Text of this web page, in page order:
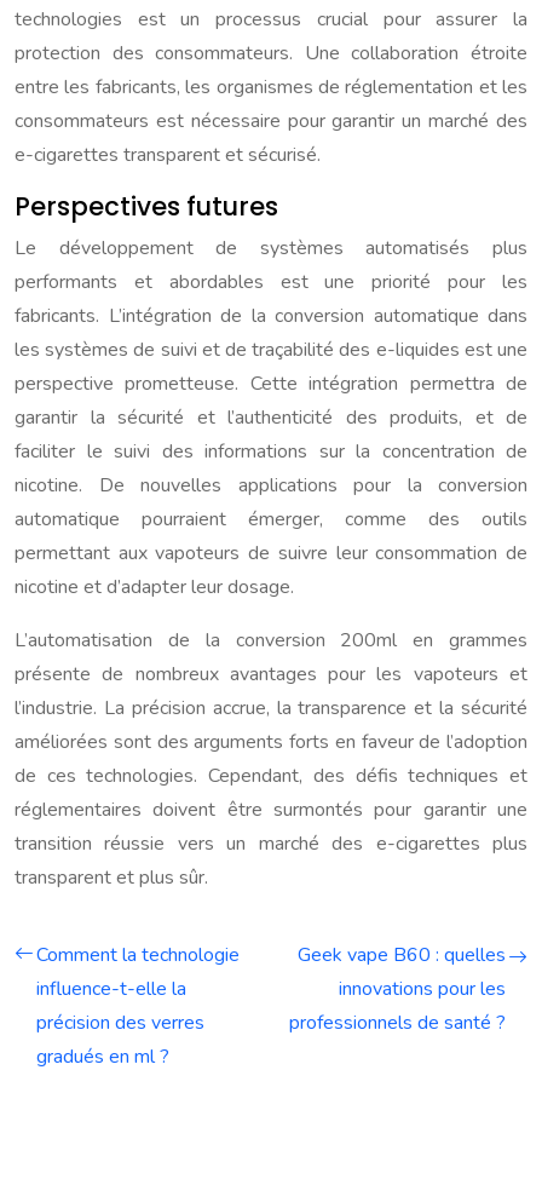
technologies est un processus crucial pour assurer la
protection des consommateurs. Une collaboration étroite
entre les fabricants, les organismes de réglementation et les
consommateurs est nécessaire pour garantir un marché des
e-cigarettes transparent et sécurisé.
Perspectives futures
Le développement de systèmes automatisés plus
performants et abordables est une priorité pour les
fabricants. L’intégration de la conversion automatique dans
les systèmes de suivi et de traçabilité des e-liquides est une
perspective prometteuse. Cette intégration permettra de
garantir la sécurité et l’authenticité des produits, et de
faciliter le suivi des informations sur la concentration de
nicotine. De nouvelles applications pour la conversion
automatique pourraient émerger, comme des outils
permettant aux vapoteurs de suivre leur consommation de
nicotine et d’adapter leur dosage.
L’automatisation de la conversion 200ml en grammes
présente de nombreux avantages pour les vapoteurs et
l’industrie. La précision accrue, la transparence et la sécurité
améliorées sont des arguments forts en faveur de l’adoption
de ces technologies. Cependant, des défis techniques et
réglementaires doivent être surmontés pour garantir une
transition réussie vers un marché des e-cigarettes plus
transparent et plus sûr.
Comment la technologie
influence-t-elle la
précision des verres
gradués en ml ?
Geek vape B60 : quelles
innovations pour les
professionnels de santé ?